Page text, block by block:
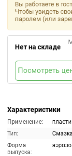
Характеристики
Применение:
Тип:
Форма
выпуска:
Вы работаете в
Чтобы увидеть
паролем (или
Нет на складе
Посмотреть